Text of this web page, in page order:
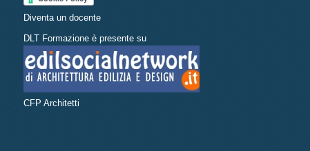
Diventa un docente
DLT Formazione è presente su
CFP Architetti